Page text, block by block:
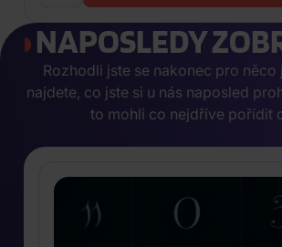
NAPOSLEDY
Rozhodli jste se nakonec pro něco
najdete, co jste si u nás naposled
to mohli co nejdříve pořídit